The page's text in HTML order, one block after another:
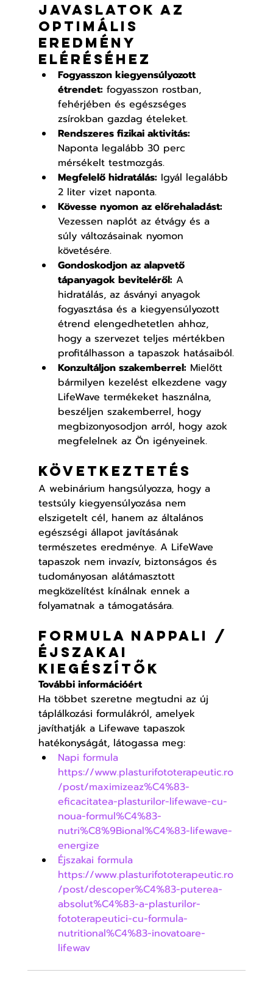
Javaslatok az
optimális
eredmény
eléréséhez
Fogyasszon kiegyensúlyozott
étrendet: fogyasszon rostban,
fehérjében és egészséges
zsírokban gazdag ételeket.
Rendszeres fizikai aktivitás:
Naponta legalább 30 perc
mérsékelt testmozgás.
Megfelelő hidratálás: Igyál legalább
2 liter vizet naponta.
Kövesse nyomon az előrehaladást:
Vezessen naplót az étvágy és a
súly változásainak nyomon
követésére.
Gondoskodjon az alapvető
tápanyagok beviteléről: A
hidratálás, az ásványi anyagok
fogyasztása és a kiegyensúlyozott
étrend elengedhetetlen ahhoz,
hogy a szervezet teljes mértékben
profitálhasson a tapaszok hatásaiból.
Konzultáljon szakemberrel: Mielőtt
bármilyen kezelést elkezdene vagy
LifeWave termékeket használna,
beszéljen szakemberrel, hogy
megbizonyosodjon arról, hogy azok
megfelelnek az Ön igényeinek.
Következtetés
A webinárium hangsúlyozza, hogy a
testsúly kiegyensúlyozása nem
elszigetelt cél, hanem az általános
egészségi állapot javításának
természetes eredménye. A LifeWave
tapaszok nem invazív, biztonságos és
tudományosan alátámasztott
megközelítést kínálnak ennek a
folyamatnak a támogatására.
Formula nappali /
éjszakai
kiegészítők
További információért
Ha többet szeretne megtudni az új
táplálkozási formulákról, amelyek
javíthatják a Lifewave tapaszok
hatékonyságát, látogassa meg:
Napi formula
https://www.plasturifototerapeutic.ro
/post/maximizeaz%C4%83-
eficacitatea-plasturilor-lifewave-cu-
noua-formul%C4%83-
nutri%C8%9Bional%C4%83-lifewave-
energize
Éjszakai formula
https://www.plasturifototerapeutic.ro
/post/descoper%C4%83-puterea-
absolut%C4%83-a-plasturilor-
fototerapeutici-cu-formula-
nutritional%C4%83-inovatoare-
lifewav